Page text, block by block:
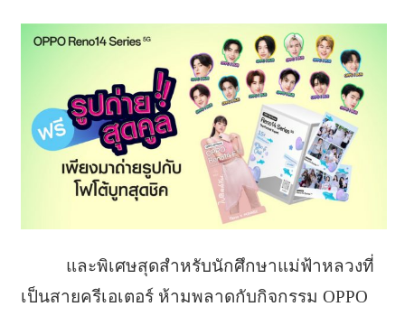
และพิเศษสุดสำหรับนักศึกษาแม่ฟ้าหลวงที่
เป็นสายครีเอเตอร์ ห้ามพลาดกับกิจกรรม OPPO